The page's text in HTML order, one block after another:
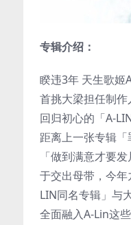
专辑介绍：
睽违3年 天生歌姬
首挑大梁担任制
回归初心的「A-
距离上一张专辑
「做到满意才要
于交出母带，今
LIN同名专辑」与
全面融入A-Lin这